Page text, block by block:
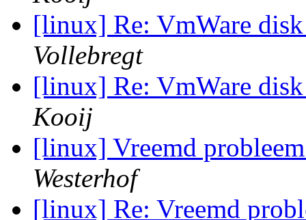
[linux] Re: VmWare
Vollebregt
[linux] Re: VmWare
Kooij
[linux] Vreemd
Westerhof
[linux] Re: Vreemd